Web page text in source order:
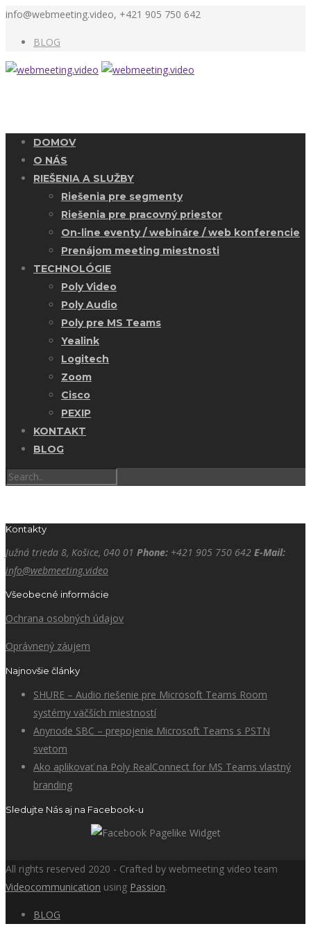
info@webmeeting.video, +421 905 750 642
BLOG
DOMOV
O NÁS
RIEŠENIA A SLUŽBY
Riešenia pre segmenty
Riešenia pre pracovný priestor
On-line eventy / webináre / web konferencie
Prenájom meeting miestnosti
TECHNOLÓGIE
Poly Video
Poly Audio
Poly pre MS Teams
Yealink
Logitech
Zoom
Cisco
PEXIP
KONTAKT
BLOG
Kontakty
Južná trieda 8, Košice, 040 01 Phone: +421 905 750 642 E-Mail:
info@webmeeting.video
Všeobecné informácie
Ochrana osobných údajov
Oprávnený záujem
Najnovšie články
SHURE – Audio riešenie pre Microsoft Teams Room
systémy väčších miestností
Anynode SBC – prepojenie Microsoft Teams s PSTN
svetom
Ako aplikovať na Poly RealConnect for MS Teams vlastný
branding
Sledujte Nás aj na Facebook-u
All rights reserved 2020 - Crafted by webmeeting video team
Videocommunication using Passion.
BLOG